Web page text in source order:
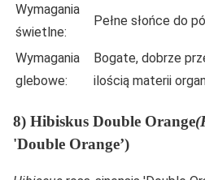
Wymagania
świetlne:
Pełne słońce do
Wymagania
glebowe:
Bogate, dobrze
ilością materii
8) Hibiskus Double Orange
'Double Orange’)